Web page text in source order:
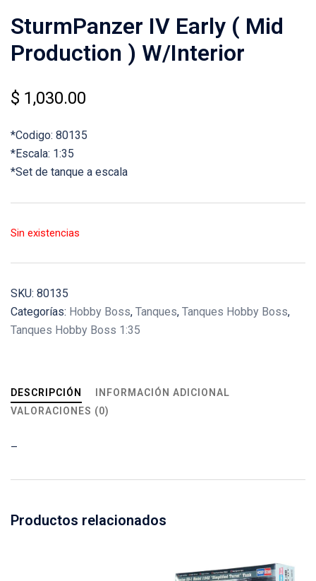
SturmPanzer IV Early ( Mid
Production ) W/Interior
$ 1,030.00
*Codigo: 80135
*Escala: 1:35
*Set de tanque a escala
Sin existencias
SKU: 80135
Categorías: Hobby Boss, Tanques, Tanques Hobby Boss,
Tanques Hobby Boss 1:35
DESCRIPCIÓN
INFORMACIÓN ADICIONAL
VALORACIONES (0)
–
Productos relacionados